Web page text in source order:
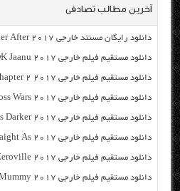
آخرین مطالب تصادفی
دانلود رایگان مسنتد خارجی Britney Ever After 2017 با لینک مستقیم
دانلود مستقیم فیلم خارجی OK Jaanu 2017 از سرور سایت
دانلود مستقیم فیلم خارجی John Wick: Chapter 2 2017 از سرور سایت
دانلود مستقیم فیلم خارجی Cross Wars 2017 از سرور سایت
دانلود مستقیم فیلم خارجی Fifty Shades Darker 2017 از سرور سایت
دانلود مستقیم فیلم خارجی From Straight As 2017 از سرور سایت
دانلود مستقیم فیلم خارجی Zeroville 2017 از سرور سایت
دانلود مستقیم فیلم خارجی The Mummy 2017 از سرور سایت